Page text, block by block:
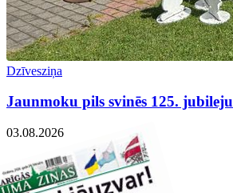
Dzīvesziņa
Jaunmoku pils svinēs 125. jubileju
03.08.2026